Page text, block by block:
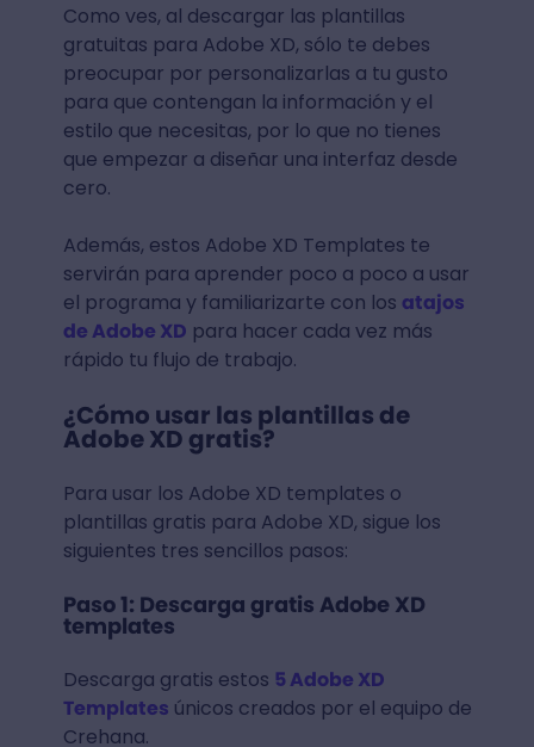
Como ves, al descargar las plantillas
gratuitas para Adobe XD, sólo te debes
preocupar por personalizarlas a tu gusto
para que contengan la información y el
estilo que necesitas, por lo que no tienes
que empezar a diseñar una interfaz desde
cero.
Además, estos Adobe XD Templates te
servirán para aprender poco a poco a usar
el programa y familiarizarte con los atajos
de Adobe XD para hacer cada vez más
rápido tu flujo de trabajo.
¿Cómo usar las plantillas de
Adobe XD gratis?
Para usar los Adobe XD templates o
plantillas gratis para Adobe XD, sigue los
siguientes tres sencillos pasos:
Paso 1: Descarga gratis Adobe XD
templates
Descarga gratis estos 5 Adobe XD
Templates únicos creados por el equipo de
Crehana.